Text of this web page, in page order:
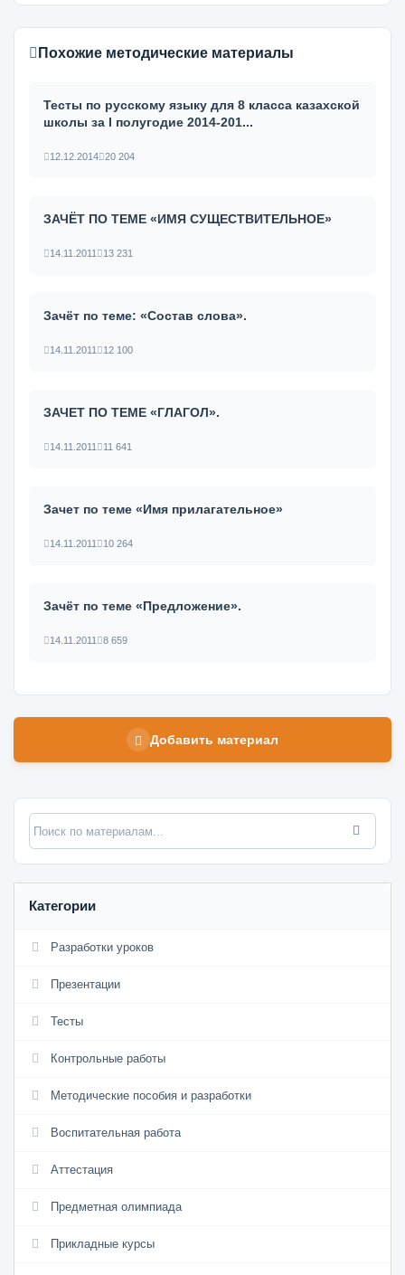
Похожие методические материалы
Тесты по русскому языку для 8 класса казахской
школы за I полугодие 2014-201...
12.12.2014 20 204
ЗАЧЁТ ПО ТЕМЕ «ИМЯ СУЩЕСТВИТЕЛЬНОЕ»
14.11.2011 13 231
Зачёт по теме: «Состав слова».
14.11.2011 12 100
ЗАЧЕТ ПО ТЕМЕ «ГЛАГОЛ».
14.11.2011 11 641
Зачет по теме «Имя прилагательное»
14.11.2011 10 264
Зачёт по теме «Предложение».
14.11.2011 8 659
Добавить материал
Категории
Разработки уроков
Презентации
Тесты
Контрольные работы
Методические пособия и разработки
Воспитательная работа
Аттестация
Предметная олимпиада
Прикладные курсы